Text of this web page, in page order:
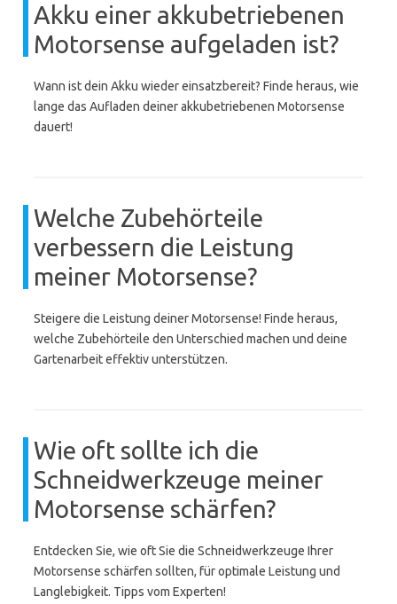
Akku einer akkubetriebenen
Motorsense aufgeladen ist?
Wann ist dein Akku wieder einsatzbereit? Finde heraus, wie
lange das Aufladen deiner akkubetriebenen Motorsense
dauert!
Welche Zubehörteile
verbessern die Leistung
meiner Motorsense?
Steigere die Leistung deiner Motorsense! Finde heraus,
welche Zubehörteile den Unterschied machen und deine
Gartenarbeit effektiv unterstützen.
Wie oft sollte ich die
Schneidwerkzeuge meiner
Motorsense schärfen?
Entdecken Sie, wie oft Sie die Schneidwerkzeuge Ihrer
Motorsense schärfen sollten, für optimale Leistung und
Langlebigkeit. Tipps vom Experten!